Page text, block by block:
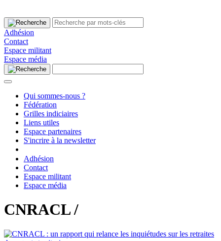
Adhésion
Contact
Espace militant
Espace média
Qui sommes-nous ?
Fédération
Grilles indiciaires
Liens utiles
Espace partenaires
S'incrire à la newsletter
Adhésion
Contact
Espace militant
Espace média
CNRACL /